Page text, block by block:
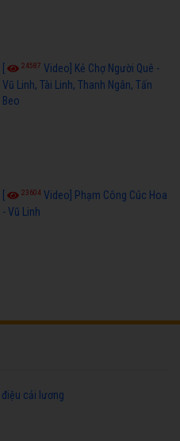
24587 Video] Kẻ Chợ Người Quê -
Vũ Linh, Tài Linh, Thanh Ngân, Tấn
Beo
23604 Video] Phạm Công Cúc Hoa
- Vũ Linh
cải lương